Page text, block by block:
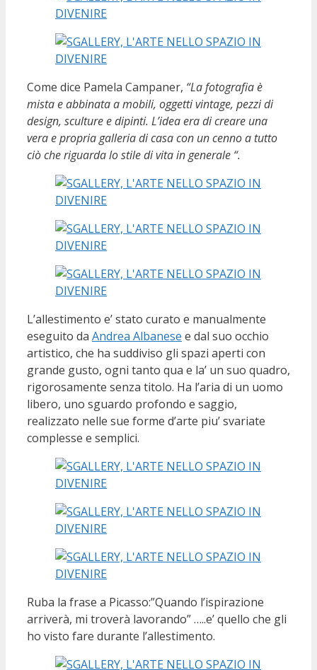
Come dice Pamela Campaner, “La fotografia è
mista e abbinata a mobili, oggetti vintage, pezzi di
design, sculture e dipinti. L’idea era di creare una
vera e propria galleria di casa con un cenno a tutto
ciò che riguarda lo stile di vita in generale “.
L’allestimento e’ stato curato e manualmente
eseguito da Andrea Albanese e dal suo occhio
artistico, che ha suddiviso gli spazi aperti con
grande gusto, ogni tanto qua e la’ un suo quadro,
rigorosamente senza titolo. Ha l’aria di un uomo
libero, uno sguardo profondo e saggio,
realizzato nelle sue forme d’arte piu’ svariate
complesse e semplici.
Ruba la frase a Picasso:”Quando l’ispirazione
arriverà, mi troverà lavorando” …..e’ quello che gli
ho visto fare durante l’allestimento.